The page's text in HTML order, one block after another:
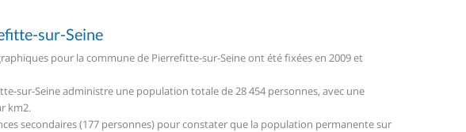
sur-Seine
pour la commune de Pierrefitte-sur-Seine ont été fixées en 2009 et
sur-Seine administre une population totale de 28 454 personnes, avec une
km2.
secondaires (177 personnes) pour constater que la population permanente sur